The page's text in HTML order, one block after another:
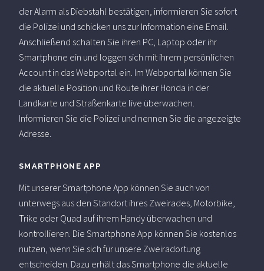
der Alarm als Diebstahl bestätigen, informieren Sie sofort
die Polizei und schicken uns zur Information eine Email.
Anschließend schalten Sie ihren PC, Laptop oder ihr
Smartphone ein und loggen sich mit ihrem persönlichen
Account in das Webportal ein. Im Webportal können Sie
die aktuelle Position und Route ihrer Honda in der
Landkarte und Straßenkarte live überwachen.
Informieren Sie die Polizei und nennen Sie die angezeigte
Adresse.
SMARTPHONE APP
Mit unserer Smartphone App können Sie auch von
unterwegs aus den Standort ihres Zweirades, Motorbike,
Trike oder Quad auf ihrem Handy überwachen und
kontrollieren. Die Smartphone App können Sie kostenlos
nutzen, wenn Sie sich für unsere Zweiradortung
entscheiden. Dazu erhält das Smartphone die aktuelle